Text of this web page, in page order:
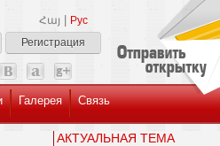
Հայ
Рус
Регистрация
Галерея Связь
AКТУАЛЬНАЯ ТЕМА